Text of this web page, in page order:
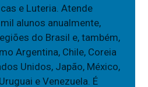
e Luteria. Atende
alunos anualmente,
do Brasil e, também,
Argentina, Chile, Coreia
Unidos, Japão, México,
e Venezuela. É